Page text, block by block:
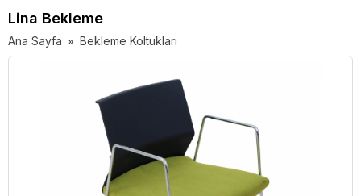
Lina Bekleme
Ana Sayfa » Bekleme Koltukları